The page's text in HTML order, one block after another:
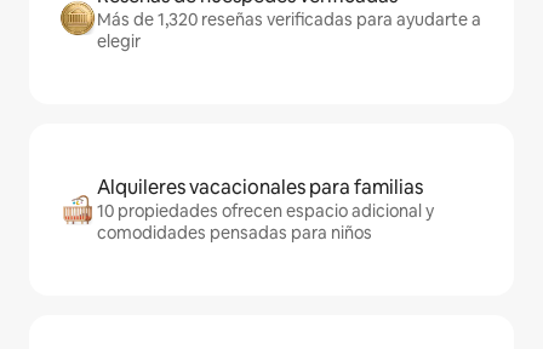
Más de 1,320 reseñas verificadas para ayudarte a
elegir
Alquileres vacacionales para familias
10 propiedades ofrecen espacio adicional y
comodidades pensadas para niños